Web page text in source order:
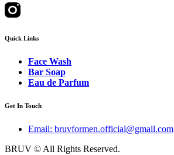
Quick Links
Face Wash
Bar Soap
Eau de Parfum
Get In Touch
Email: bruvformen.official@gmail.com
BRUV © All Rights Reserved.